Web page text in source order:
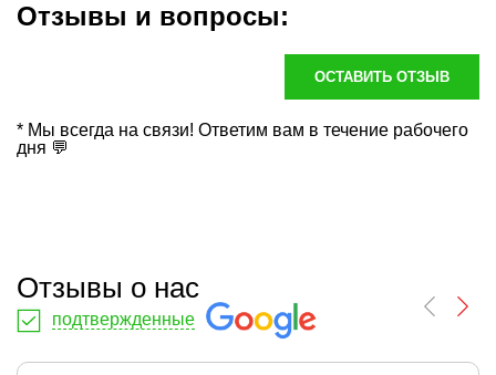
Отзывы и вопросы:
ОСТАВИТЬ ОТЗЫВ
* Мы всегда на связи! Ответим вам в течение рабочего
дня 💬
Отзывы о нас
подтвержденные